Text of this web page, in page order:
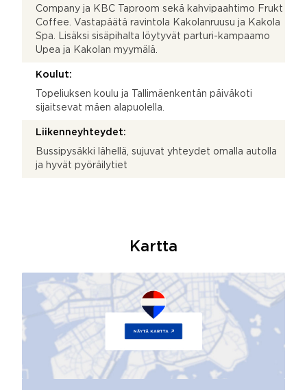
Company ja KBC Taproom sekä kahvipaahtimo Frukt
Coffee. Vastapäätä ravintola Kakolanruusu ja Kakola
Spa. Lisäksi sisäpihalta löytyvät parturi-kampaamo
Upea ja Kakolan myymälä.
Koulut:
Topeliuksen koulu ja Tallimäenkentän päiväkoti
sijaitsevat mäen alapuolella.
Liikenneyhteydet:
Bussipysäkki lähellä, sujuvat yhteydet omalla autolla
ja hyvät pyöräilytiet
Kartta